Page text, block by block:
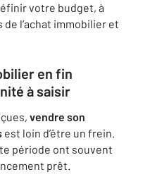
votre budget, à
l’achat immobilier et
en fin
à saisir
vendre son
est loin d’être un frein.
période ont souvent
prêt.